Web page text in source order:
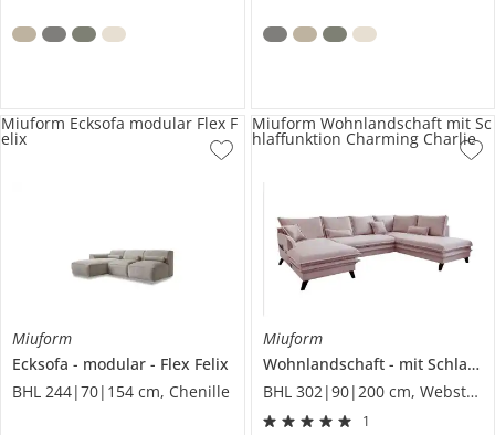
Miuform
Ecksofa
modular
Flex Felix
BHL 244|70|154 cm, Chenille
Miuform Ecksofa modular Flex F
elix
Miuform
Wohnlandschaft
mit Schlaffunktion
BHL 302|90|200 cm, Webstoff
1
Miuform Wohnlandschaft mit Sc
hlaffunktion Charming Charlie